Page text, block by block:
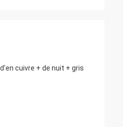
cuivre + de nuit + gris